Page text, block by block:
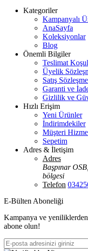
Kategoriler
Kampanyalı
AnaSayfa
Koleksiyonlar
Blog
Önemli Bilgiler
Teslimat
Üyelik
Satış
Garanti ve
Gizlilik ve
Hızlı Erişim
Yeni Ürünler
İndirimdekiler
Müşteri
Sepetim
Adres & İletişim
Adres
Başpınar
bölgesi
Telefon
E-Bülten Aboneliği
Kampanya ve
abone olun!